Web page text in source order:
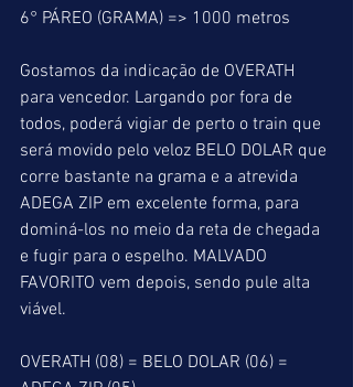
6° PÁREO (GRAMA) => 1000 metros
Gostamos da indicação de OVERATH
para vencedor. Largando por fora de
todos, poderá vigiar de perto o train que
será movido pelo veloz BELO DOLAR que
corre bastante na grama e a atrevida
ADEGA ZIP em excelente forma, para
dominá-los no meio da reta de chegada
e fugir para o espelho. MALVADO
FAVORITO vem depois, sendo pule alta
viável.
OVERATH (08) = BELO DOLAR (06) =